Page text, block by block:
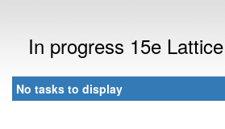
In progress 15e
No tasks to display